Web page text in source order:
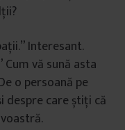
Interesant.
Cum vă sună asta
o persoană pe
despre care știţi că